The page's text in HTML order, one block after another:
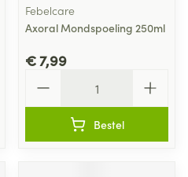
Febelcare
Axoral Mondspoeling 250ml
€ 7,99
Bestel